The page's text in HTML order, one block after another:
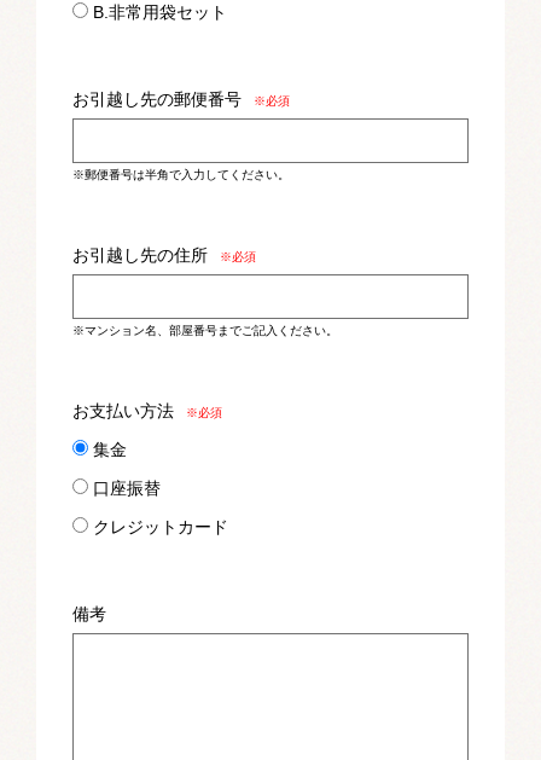
B.非常用袋セット
お引越し先の郵便番号 ※必須
※郵便番号は半角で入力してください。
お引越し先の住所 ※必須
※マンション名、部屋番号までご記入ください。
お支払い方法 ※必須
集金
口座振替
クレジットカード
備考